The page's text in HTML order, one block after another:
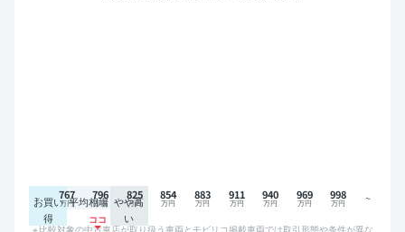
お買い
得
平均相場 やや高
い
767 796 825 854 883 911 940 969 998
比較対象の中古車店が取り扱う車両とモビリコ掲載車両では取引形態や条件が異な